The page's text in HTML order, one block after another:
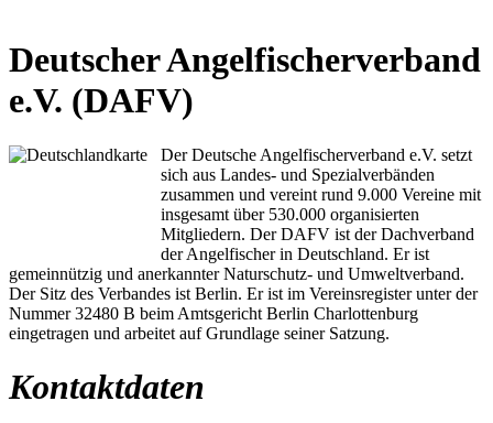
Deutscher Angelfischerverband
e.V. (DAFV)
Der Deutsche Angelfischerverband e.V. setzt
sich aus Landes- und Spezialverbänden
zusammen und vereint rund 9.000 Vereine mit
insgesamt über 530.000 organisierten
Mitgliedern. Der DAFV ist der Dachverband
der Angelfischer in Deutschland. Er ist
gemeinnützig und anerkannter Naturschutz- und Umweltverband.
Der Sitz des Verbandes ist Berlin. Er ist im Vereinsregister unter der
Nummer 32480 B beim Amtsgericht Berlin Charlottenburg
eingetragen und arbeitet auf Grundlage seiner Satzung.
Kontaktdaten